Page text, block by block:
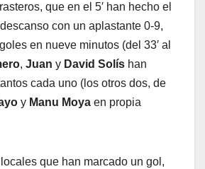
que en el 5′ han hecho el
con un aplastante 0-9,
en nueve minutos (del 33′ al
, Juan y David Solís han
cada uno (los otros dos, de
y Manu Moya en propia
que han marcado un gol,